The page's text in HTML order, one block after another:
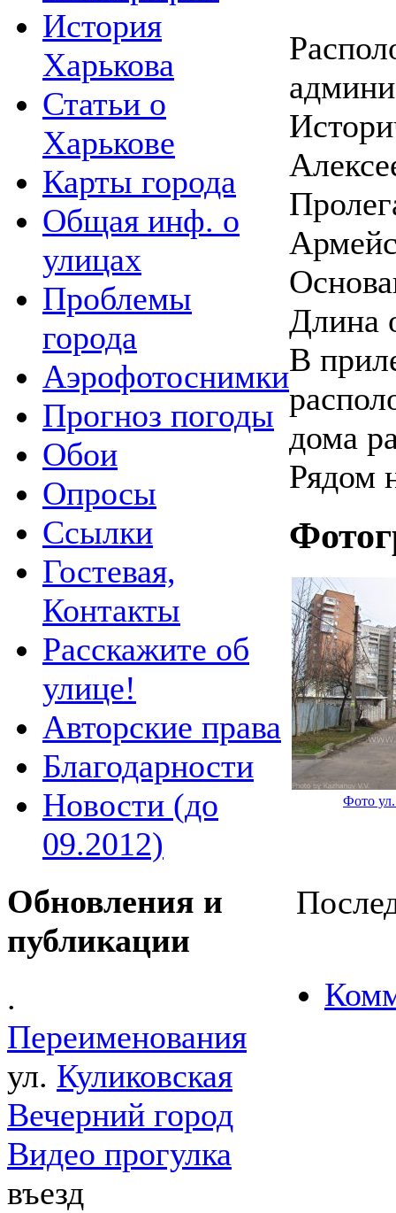
История
Харькова
Статьи о
Харькове
Карты города
Общая инф. о
улицах
Проблемы
города
Аэрофотоснимки
Прогноз погоды
Обои
Опросы
Ссылки
Гостевая,
Контакты
Расскажите об
улице!
Авторские права
Благодарности
Новости (до
09.2012)
Обновления и
публикации
.
Переименования
ул. Куликовская
Вечерний город
Видео прогулка
въезд
Длина
В
дома
Рядом
Фото